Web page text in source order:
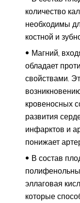
количество
необходимы
костной и
Магний,
обладает
свойствами.
кровеносных
развития
инфарктов и
понижает
В состав
эллаговая
которые